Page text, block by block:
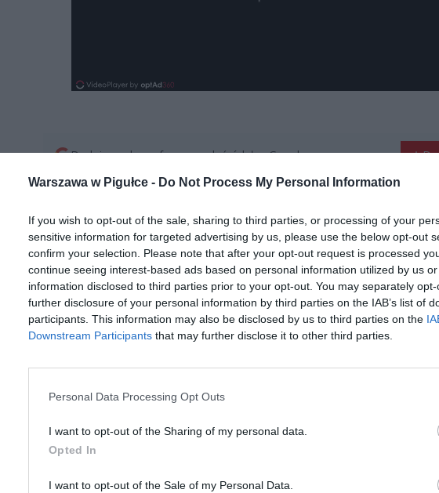
Warszawa w Pigułce - Do Not Process My Personal Information
If you wish to opt-out of the sale, sharing to third parties, or processing of your
sensitive information for targeted advertising by us, please use the below opt-out
confirm your selection. Please note that after your opt-out request is processed
continue seeing interest-based ads based on personal information utilized by us
information disclosed to third parties prior to your opt-out. You may separately
further disclosure of your personal information by third parties on the IAB’s list of
participants. This information may also be disclosed by us to third parties on the
Downstream Participants that may further disclose it to other third parties.
Personal Data Processing Opt Outs
I want to opt-out of the Sharing of my personal data.
Opted In
I want to opt-out of the Sale of my Personal Data.
Dodaj nas do preferowanych źródeł w Google